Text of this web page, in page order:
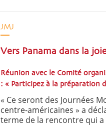
JMJ
Vers Panama dans la
Réunion avec le Comité
: « Participez à la préparation
« Ce seront des Journées
centre-américaines » a
terme de la rencontre qui a